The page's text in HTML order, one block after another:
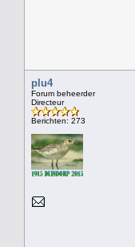
plu4
Forum beheerder
Directeur
Berichten: 273